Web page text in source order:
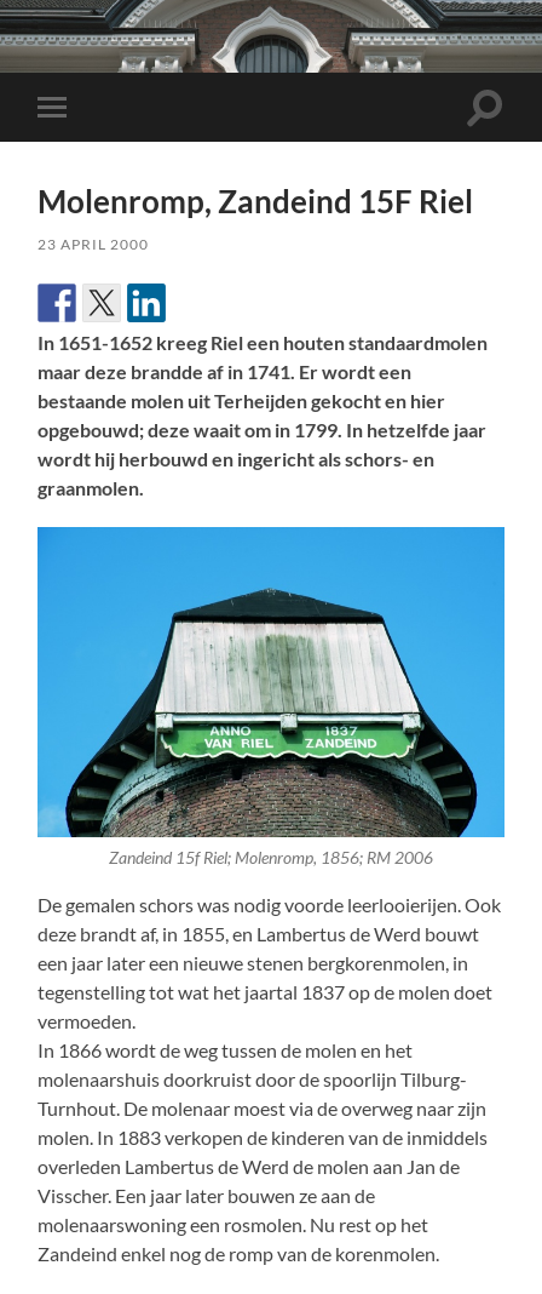
Toggle
mobiel
Toggle
Molenromp, Zandeind 15F Riel
23 APRIL 2000
In 1651-1652 kreeg Riel een houten standaardmolen
maar deze brandde af in 1741. Er wordt een
bestaande molen uit Terheijden gekocht en hier
opgebouwd; deze waait om in 1799. In hetzelfde jaar
wordt hij herbouwd en ingericht als schors- en
graanmolen.
Zandeind 15f Riel; Molenromp, 1856; RM 2006
De gemalen schors was nodig voorde leerlooierijen. Ook
deze brandt af, in 1855, en Lambertus de Werd bouwt
een jaar later een nieuwe stenen bergkorenmolen, in
tegenstelling tot wat het jaartal 1837 op de molen doet
vermoeden.
In 1866 wordt de weg tussen de molen en het
molenaarshuis doorkruist door de spoorlijn Tilburg-
Turnhout. De molenaar moest via de overweg naar zijn
molen. In 1883 verkopen de kinderen van de inmiddels
overleden Lambertus de Werd de molen aan Jan de
Visscher. Een jaar later bouwen ze aan de
molenaarswoning een rosmolen. Nu rest op het
Zandeind enkel nog de romp van de korenmolen.